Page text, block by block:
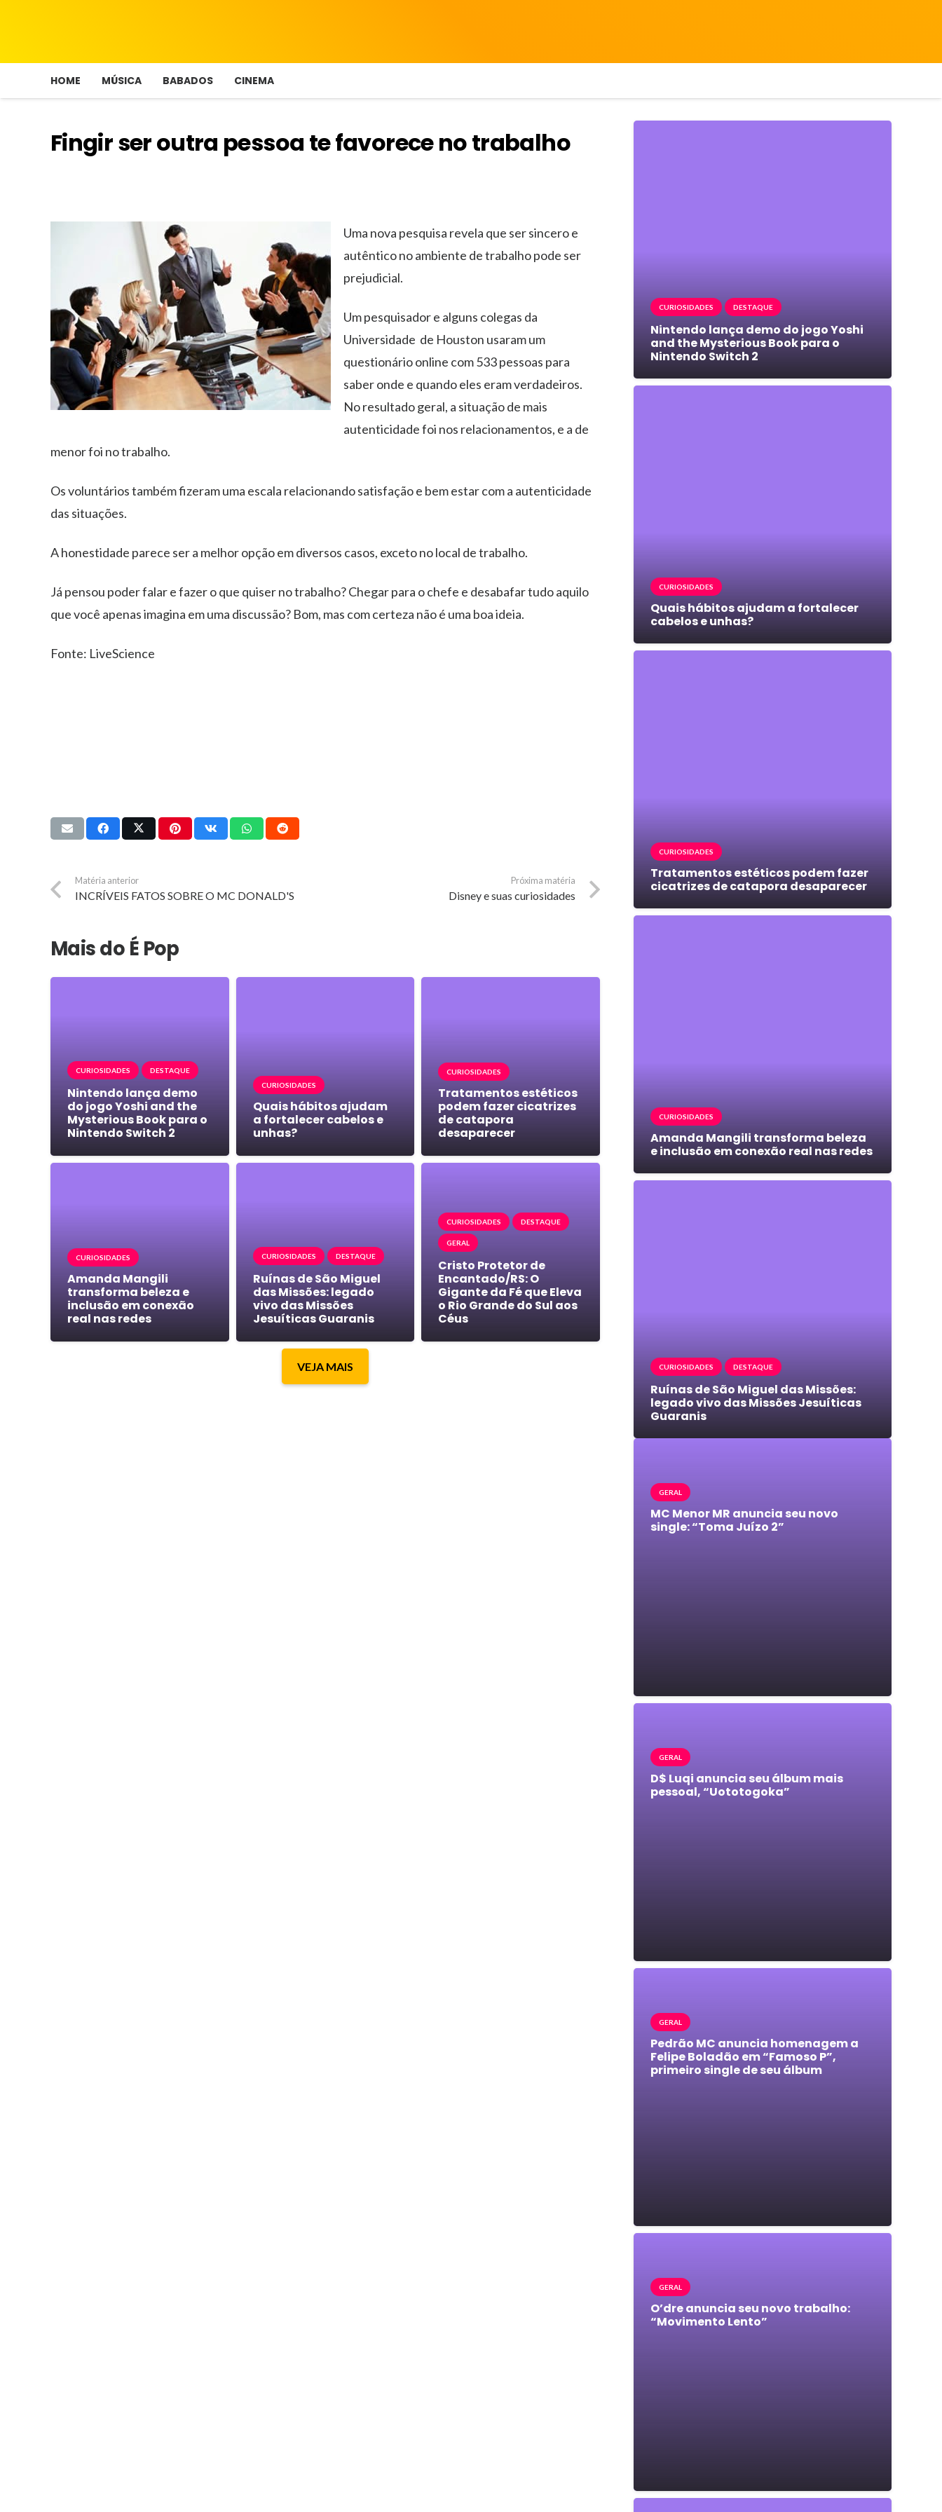
HOME MÚSICA BABADOS CINEMA
Fingir ser outra pessoa te favorece no trabalho
Uma nova pesquisa revela que ser sincero e
autêntico no ambiente de trabalho pode ser
prejudicial.
Um pesquisador e alguns colegas da
Universidade de Houston usaram um
questionário online com 533 pessoas para
saber onde e quando eles eram verdadeiros.
No resultado geral, a situação de mais
autenticidade foi nos relacionamentos, e a de
menor foi no trabalho.
Os voluntários também fizeram uma escala relacionando satisfação e bem estar com a autenticidade
das situações.
A honestidade parece ser a melhor opção em diversos casos, exceto no local de trabalho.
Já pensou poder falar e fazer o que quiser no trabalho? Chegar para o chefe e desabafar tudo aquilo
que você apenas imagina em uma discussão? Bom, mas com certeza não é uma boa ideia.
Fonte: LiveScience
Matéria anterior
INCRÍVEIS FATOS SOBRE O MC DONALD'S
Próxima matéria
Disney e suas curiosidades
Mais do É Pop
CURIOSIDADES DESTAQUE
Nintendo lança demo
do jogo Yoshi and the
Mysterious Book para o
Nintendo Switch 2
CURIOSIDADES
Quais hábitos ajudam
a fortalecer cabelos e
unhas?
CURIOSIDADES
Tratamentos estéticos
podem fazer cicatrizes
de catapora
desaparecer
CURIOSIDADES
Amanda Mangili
transforma beleza e
inclusão em conexão
real nas redes
CURIOSIDADES DESTAQUE
Ruínas de São Miguel
das Missões: legado
vivo das Missões
Jesuíticas Guaranis
CURIOSIDADES DESTAQUE
GERAL
Cristo Protetor de
Encantado/RS: O
Gigante da Fé que Eleva
o Rio Grande do Sul aos
Céus
VEJA MAIS
CURIOSIDADES DESTAQUE
Nintendo lança demo do jogo Yoshi
and the Mysterious Book para o
Nintendo Switch 2
CURIOSIDADES
Quais hábitos ajudam a fortalecer
cabelos e unhas?
CURIOSIDADES
Tratamentos estéticos podem fazer
cicatrizes de catapora desaparecer
CURIOSIDADES
Amanda Mangili transforma beleza
e inclusão em conexão real nas redes
CURIOSIDADES DESTAQUE
Ruínas de São Miguel das Missões:
legado vivo das Missões Jesuíticas
Guaranis
GERAL
MC Menor MR anuncia seu novo
single: “Toma Juízo 2”
GERAL
D$ Luqi anuncia seu álbum mais
pessoal, “Uototogoka”
GERAL
Pedrão MC anuncia homenagem a
Felipe Boladão em “Famoso P”,
primeiro single de seu álbum
GERAL
O’dre anuncia seu novo trabalho:
“Movimento Lento”